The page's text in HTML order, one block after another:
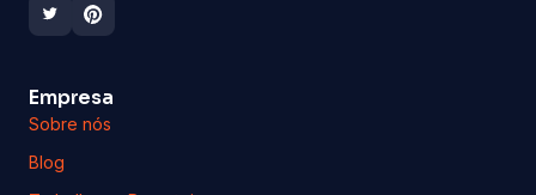
Empresa
Sobre nós
Blog